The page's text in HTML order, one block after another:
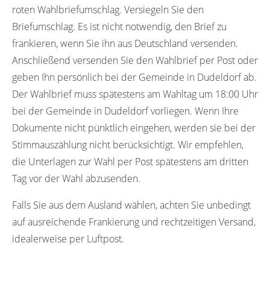
roten Wahlbriefumschlag. Versiegeln Sie den
Briefumschlag. Es ist nicht notwendig, den Brief zu
frankieren, wenn Sie ihn aus Deutschland versenden.
Anschließend versenden Sie den Wahlbrief per Post oder
geben Ihn persönlich bei der Gemeinde in Dudeldorf ab.
Der Wahlbrief muss spätestens am Wahltag um 18:00 Uhr
bei der Gemeinde in Dudeldorf vorliegen. Wenn Ihre
Dokumente nicht pünktlich eingehen, werden sie bei der
Stimmauszählung nicht berücksichtigt. Wir empfehlen,
die Unterlagen zur Wahl per Post spätestens am dritten
Tag vor der Wahl abzusenden.
Falls Sie aus dem Ausland wählen, achten Sie unbedingt
auf ausreichende Frankierung und rechtzeitigen Versand,
idealerweise per Luftpost.